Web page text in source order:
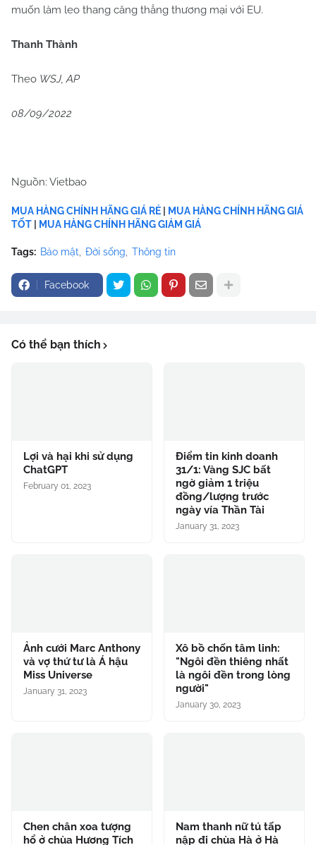
muốn làm leo thang căng thẳng thương mại với EU.
Thanh Thành
Theo WSJ, AP
08/09/2022
Nguồn: Vietbao
MUA HÀNG CHÍNH HÃNG GIÁ RẺ
MUA HÀNG CHÍNH HÃNG GIÁ
TỐT
MUA HÀNG CHÍNH HÃNG GIẢM GIÁ
Tags: Bảo mật Đời sống Thông tin
Facebook
Có thể bạn thích
Lợi và hại khi sử dụng
ChatGPT
February 01, 2023
Điểm tin kinh doanh
31/1: Vàng SJC bất
ngờ giảm 1 triệu
đồng/lượng trước
ngày vía Thần Tài
January 31, 2023
Ảnh cưới Marc Anthony
và vợ thứ tư là Á hậu
Miss Universe
January 31, 2023
Xô bồ chốn tâm linh:
"Ngôi đền thiêng nhất
là ngôi đền trong lòng
người"
January 30, 2023
Chen chân xoa tượng
hổ ở chùa Hương Tích
Nam thanh nữ tú tấp
nập đi chùa Hà ở Hà